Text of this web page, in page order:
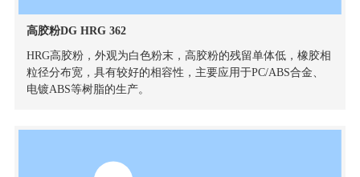
高胶粉DG HRG 362
HRG高胶粉，外观为白色粉末，高胶粉的残留单体低，橡胶相
粒径分布宽，具有较好的相容性，主要应用于PC/ABS合金、
电镀ABS等树脂的生产。